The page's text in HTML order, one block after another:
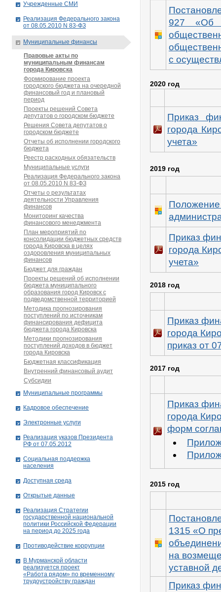
927 «Об
с
2020 год
Приказ
города
учета»
2019 год
Приказ
города
учета»
2018 год
Приказ
города
приказ от
2017 год
Приказ
города
форм
2015 год
1315 «О
на
уставной
Приказ
Учрежденные СМИ
Реализация Федерального закона
от 08.05.2010 N 83-ФЗ
Муниципальные финансы
Правовые акты по
муниципальным финансам
города Кировска
Формирование проекта
городского бюджета на очередной
финансовый год и плановый
период
Проекты решений Совета
депутатов о городском бюджете
Решения Совета депутатов о
городском бюджете
Отчеты об исполнении городского
бюджета
Реестр расходных обязательств
Муниципальные услуги
Реализация Федерального закона
от 08.05.2010 N 83-ФЗ
Отчеты о результатах
деятельности Управления
финансов
Мониторинг качества
финансового менеджмента
План мероприятий по
консолидации бюджетных средств
города Кировска в целях
оздоровления муниципальных
финансов
Бюджет для граждан
Проекты решений об исполнении
бюджета муниципального
образования город Кировск с
подведомственной территорией
Методика прогнозирования
поступлений по источникам
финансирования дефицита
бюджета города Кировска
Методики прогнозирования
поступлений доходов в бюджет
города Кировска
Бюджетная классификация
Внутренний финансовый аудит
Субсидии
Муниципальные программы
Кадровое обеспечение
Электронные услуги
Реализация указов Президента
РФ от 07.05.2012
Социальная поддержка
населения
Доступная среда
Открытые данные
Реализация Стратегии
государственной национальной
политики Российской Федерации
на период до 2025 года
Противодействие коррупции
В Мурманской области
реализуется проект
«Работа рядом» по временному
трудоустройству граждан